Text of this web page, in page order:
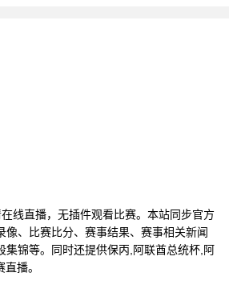
线直播，无插件观看比赛。本站同步官方
、比赛比分、赛事结果、赛事相关新闻
锦等。同时还提供保丙,阿联酋总统杯,阿
播。